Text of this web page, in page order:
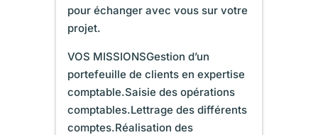
pour échanger avec vous sur votre
projet.
VOS MISSIONSGestion d’un
portefeuille de clients en expertise
comptable.Saisie des opérations
comptables.Lettrage des différents
comptes.Réalisation des